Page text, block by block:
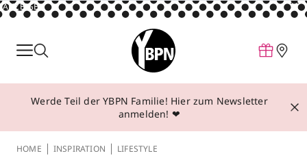
ANZEIGE
Parfum
Make-up
Behandlungen
Werde Teil der YBPN Familie! Hier zum Newsletter
anmelden! ❤
HOME INSPIRATION LIFESTYLE